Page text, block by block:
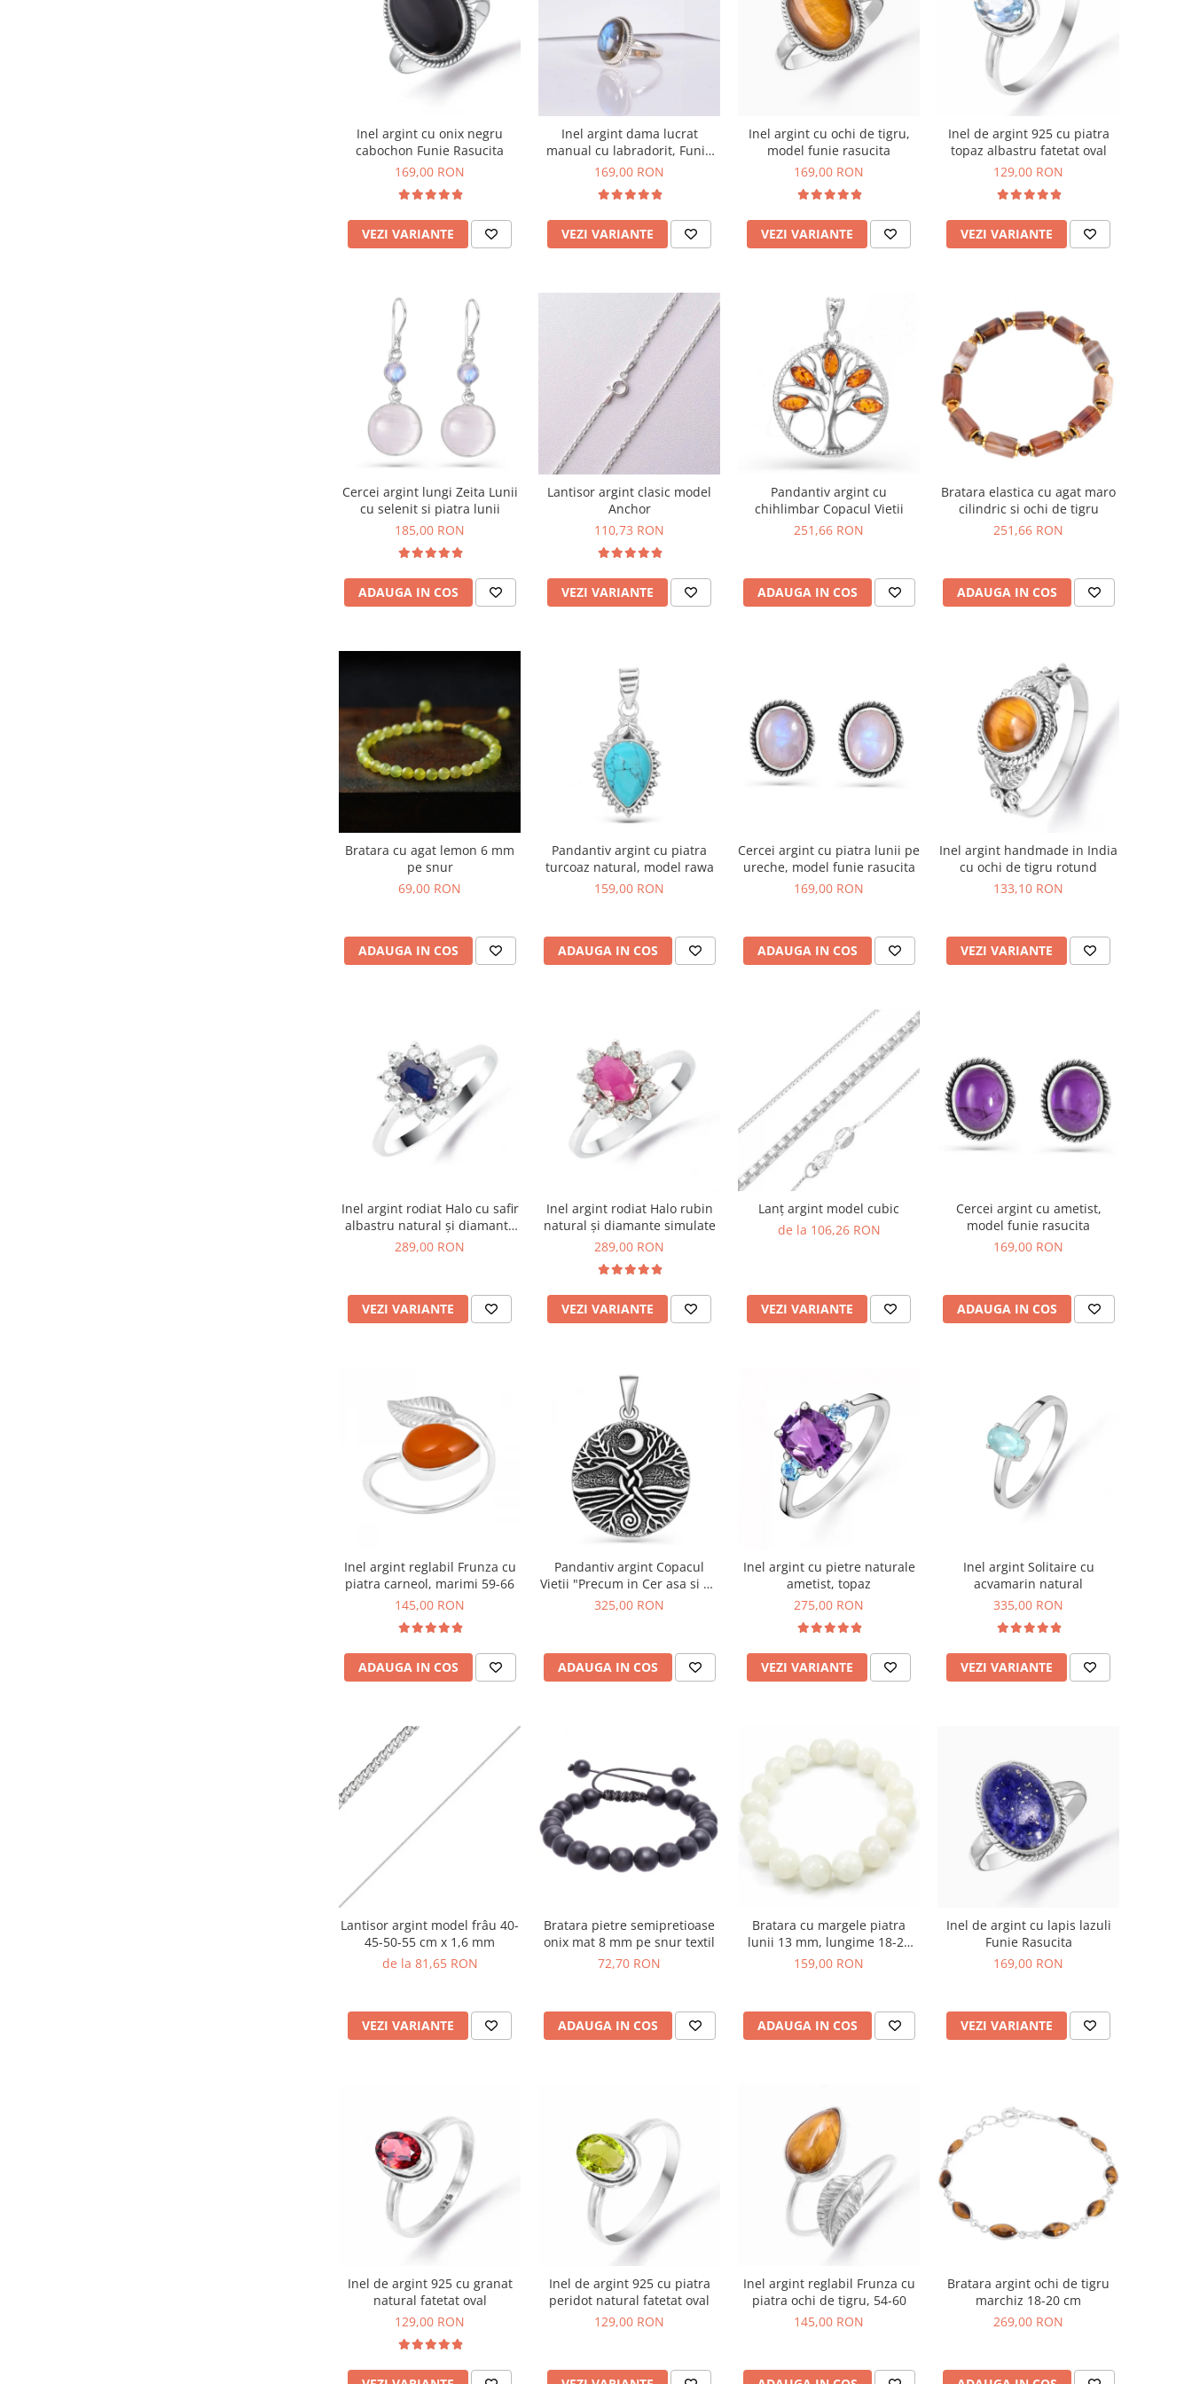
Inel argint cu onix negru
cabochon Funie Rasucita
169,00 RON
VEZI VARIANTE
Inel argint dama lucrat
manual cu labradorit, Funie
Rasucita
169,00 RON
VEZI VARIANTE
Inel argint cu ochi de tigru,
model funie rasucita
169,00 RON
VEZI VARIANTE
Inel de argint 925 cu piatra
topaz albastru fatetat oval
129,00 RON
VEZI VARIANTE
Cercei argint lungi Zeita Lunii
cu selenit si piatra lunii
185,00 RON
ADAUGA IN COS
Lantisor argint clasic model
Anchor
110,73 RON
VEZI VARIANTE
Pandantiv argint cu
chihlimbar Copacul Vietii
251,66 RON
ADAUGA IN COS
Bratara elastica cu agat maro
cilindric si ochi de tigru
251,66 RON
ADAUGA IN COS
Bratara cu agat lemon 6 mm
pe snur
69,00 RON
ADAUGA IN COS
Pandantiv argint cu piatra
turcoaz natural, model rawa
159,00 RON
ADAUGA IN COS
Cercei argint cu piatra lunii pe
ureche, model funie rasucita
169,00 RON
ADAUGA IN COS
Inel argint handmade in India
cu ochi de tigru rotund
133,10 RON
VEZI VARIANTE
Inel argint rodiat Halo cu safir
albastru natural și diamante
simulate
289,00 RON
VEZI VARIANTE
Inel argint rodiat Halo rubin
natural și diamante simulate
289,00 RON
VEZI VARIANTE
Lanț argint model cubic
de la 106,26 RON
VEZI VARIANTE
Cercei argint cu ametist,
model funie rasucita
169,00 RON
ADAUGA IN COS
Inel argint reglabil Frunza cu
piatra carneol, marimi 59-66
145,00 RON
ADAUGA IN COS
Pandantiv argint Copacul
Vietii "Precum in Cer asa si pe
Pamant"
325,00 RON
ADAUGA IN COS
Inel argint cu pietre naturale
ametist, topaz
275,00 RON
VEZI VARIANTE
Inel argint Solitaire cu
acvamarin natural
335,00 RON
VEZI VARIANTE
Lantisor argint model frâu 40-
45-50-55 cm x 1,6 mm
de la 81,65 RON
VEZI VARIANTE
Bratara pietre semipretioase
onix mat 8 mm pe snur textil
72,70 RON
ADAUGA IN COS
Bratara cu margele piatra
lunii 13 mm, lungime 18-20
cm
159,00 RON
ADAUGA IN COS
Inel de argint cu lapis lazuli
Funie Rasucita
169,00 RON
VEZI VARIANTE
Inel de argint 925 cu granat
natural fatetat oval
129,00 RON
Inel de argint 925 cu piatra
peridot natural fatetat oval
129,00 RON
Inel argint reglabil Frunza cu
piatra ochi de tigru, 54-60
145,00 RON
Bratara argint ochi de tigru
marchiz 18-20 cm
269,00 RON